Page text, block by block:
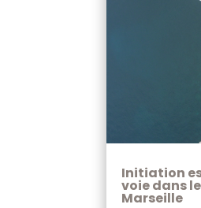
Initiation
voie dans
Marseille